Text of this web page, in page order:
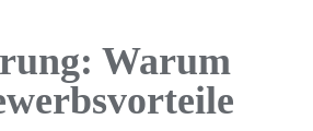
Warum